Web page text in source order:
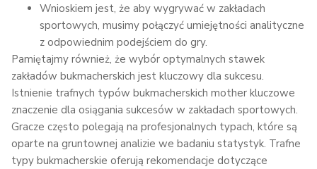
Wnioskiem jest, że aby wygrywać w zakładach
sportowych, musimy połączyć umiejętności analityczne
z odpowiednim podejściem do gry.
Pamiętajmy również, że wybór optymalnych stawek
zakładów bukmacherskich jest kluczowy dla sukcesu.
Istnienie trafnych typów bukmacherskich mother kluczowe
znaczenie dla osiągania sukcesów w zakładach sportowych.
Gracze często polegają na profesjonalnych typach, które są
oparte na gruntownej analizie we badaniu statystyk. Trafne
typy bukmacherskie oferują rekomendacje dotyczące